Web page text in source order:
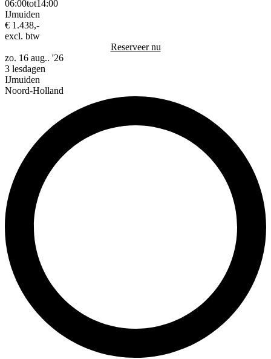
06:00tot14:00
IJmuiden
€ 1.438,-
excl. btw
Reserveer nu
zo. 16 aug.. '26
3 lesdagen
IJmuiden
Noord-Holland